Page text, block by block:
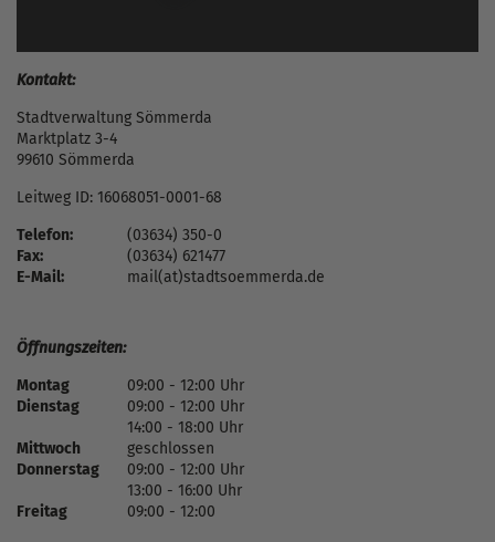
Kontakt:
Stadtverwaltung Sömmerda
Marktplatz 3-4
99610 Sömmerda
Leitweg ID: 16068051-0001-68
Telefon:
(03634) 350-0
Fax:
(03634) 621477
E-Mail:
mail(at)stadtsoemmerda.de
Öffnungszeiten:
Montag
09:00 - 12:00 Uhr
Dienstag
09:00 - 12:00 Uhr
14:00 - 18:00 Uhr
Mittwoch
geschlossen
Donnerstag
09:00 - 12:00 Uhr
13:00 - 16:00 Uhr
Freitag
09:00 - 12:00